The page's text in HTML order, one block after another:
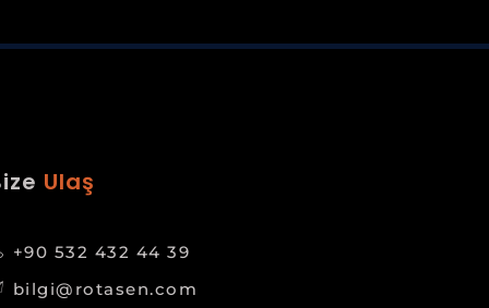
Ulaş
+90 532 432 44 39
bilgi@rotasen.com